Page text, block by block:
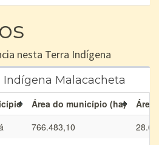
nesta Terra Indígena
Indígena Malacacheta
Área do município (ha)
Área
766.483,10